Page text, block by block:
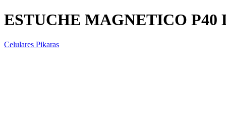
ESTUCHE MAGNETICO P40
Celulares Pikaras